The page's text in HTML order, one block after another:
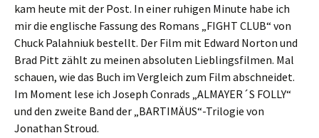
kam heute mit der Post. In einer ruhigen Minute habe ich
mir die englische Fassung des Romans „FIGHT CLUB“ von
Chuck Palahniuk bestellt. Der Film mit Edward Norton und
Brad Pitt zählt zu meinen absoluten Lieblingsfilmen. Mal
schauen, wie das Buch im Vergleich zum Film abschneidet.
Im Moment lese ich Joseph Conrads „ALMAYER´S FOLLY“
und den zweite Band der „BARTIMÄUS“-Trilogie von
Jonathan Stroud.